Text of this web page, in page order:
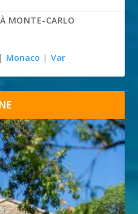
MONTE-CARLO
| Monaco | Var